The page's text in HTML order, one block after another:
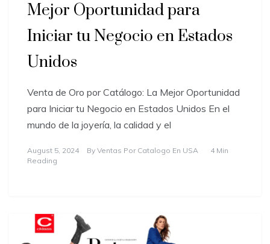
Mejor Oportunidad para
Iniciar tu Negocio en Estados
Unidos
Venta de Oro por Catálogo: La Mejor Oportunidad
para Iniciar tu Negocio en Estados Unidos En el
mundo de la joyería, la calidad y el
August 5, 2024 By Ventas Por Catalogo En USA
4 Min
Reading